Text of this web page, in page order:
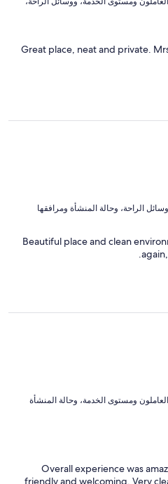
Great place, neat and private.
Beautiful place and clean
عناصر نالت الإعجاب: ⁦النظافة⁩، و⁦العاملون ومستوى الخدمة⁩، و⁦حالة المنشأة
Overall experience was
friendly and welcoming. Very